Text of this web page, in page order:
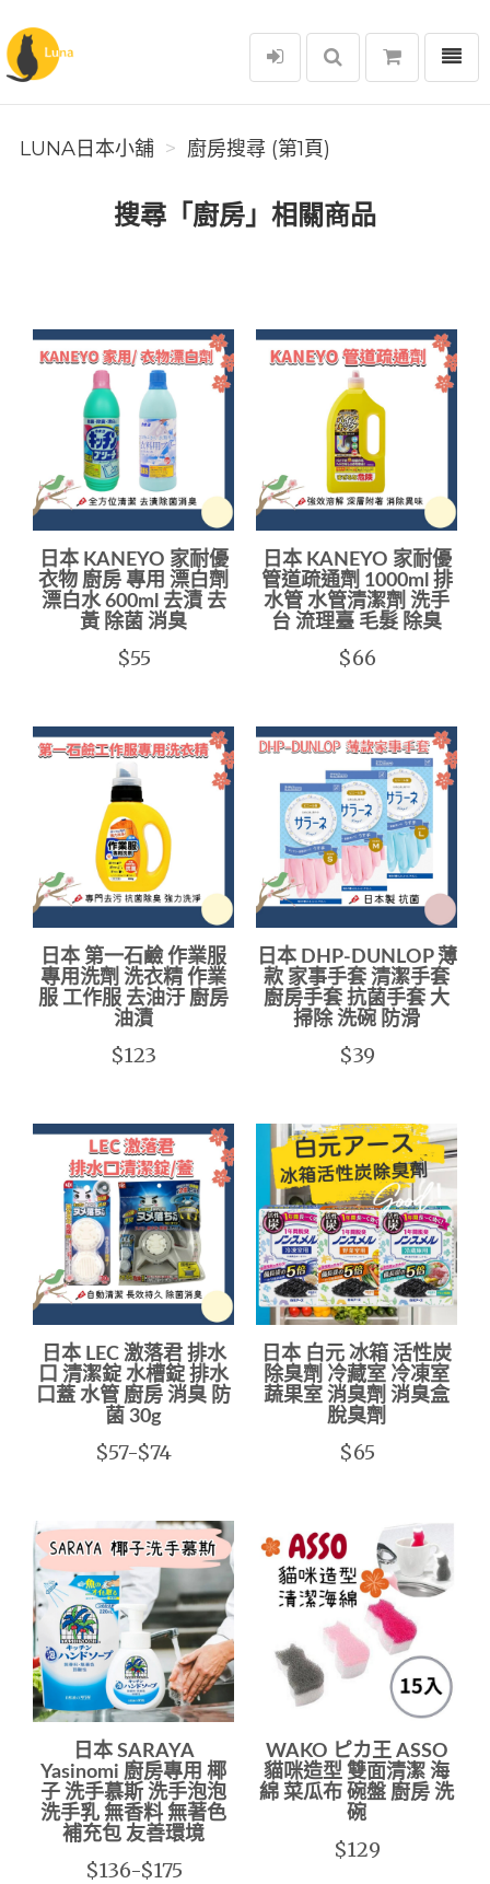
Luna日本小舖
選單
LUNA日本小舖 廚房搜尋 (第1頁)
搜尋「廚房」相關商品
日本 KANEYO 家耐優
衣物 廚房 專用 漂白劑
漂白水 600ml 去漬 去
黃 除菌 消臭
$55
日本 KANEYO 家耐優
管道疏通劑 1000ml 排
水管 水管清潔劑 洗手
台 流理臺 毛髮 除臭
$66
日本 第一石鹼 作業服
專用洗劑 洗衣精 作業
服 工作服 去油汙 廚房
油漬
$123
日本 DHP-DUNLOP 薄
款 家事手套 清潔手套
廚房手套 抗菌手套 大
掃除 洗碗 防滑
$39
日本 LEC 激落君 排水
口 清潔錠 水槽錠 排水
口蓋 水管 廚房 消臭 防
菌 30g
$57-$74
日本 白元 冰箱 活性炭
除臭劑 冷藏室 冷凍室
蔬果室 消臭劑 消臭盒
脫臭劑
$65
日本 SARAYA
Yasinomi 廚房專用 椰
子 洗手慕斯 洗手泡泡
洗手乳 無香料 無著色
補充包 友善環境
$136-$175
WAKO ピカ王 ASSO
貓咪造型 雙面清潔 海
綿 菜瓜布 碗盤 廚房 洗
碗
$129